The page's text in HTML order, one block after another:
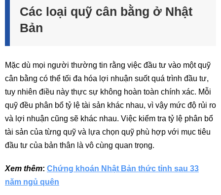
Các loại quỹ cân bằng ở Nhật
Bản
Mặc dù mọi người thường tin rằng việc đầu tư vào một quỹ
cân bằng có thể tối đa hóa lợi nhuận suốt quá trình đầu tư,
tuy nhiên điều này thực sự không hoàn toàn chính xác. Mỗi
quỹ đều phân bổ tỷ lệ tài sản khác nhau, vì vậy mức độ rủi ro
và lợi nhuận cũng sẽ khác nhau. Việc kiểm tra tỷ lệ phân bổ
tài sản của từng quỹ và lựa chọn quỹ phù hợp với mục tiêu
đầu tư của bản thân là vô cùng quan trọng.
Xem thêm: Chứng khoán Nhật Bản thức tỉnh sau 33
năm ngủ quên